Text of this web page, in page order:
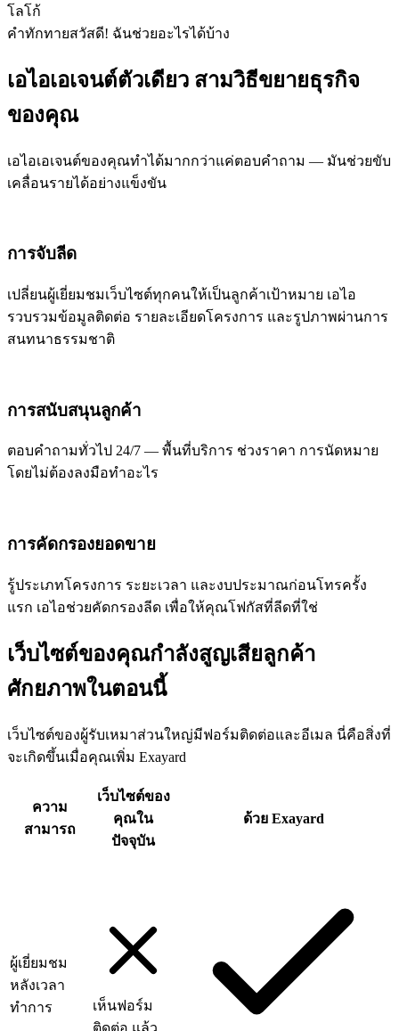
โลโก้
คำทักทายสวัสดี! ฉันช่วยอะไรได้บ้าง
เอไอเอเจนต์ตัวเดียว สามวิธีขยายธุรกิจ
ของคุณ
เอไอเอเจนต์ของคุณทำได้มากกว่าแค่ตอบคำถาม — มันช่วยขับ
เคลื่อนรายได้อย่างแข็งขัน
การจับลีด
เปลี่ยนผู้เยี่ยมชมเว็บไซต์ทุกคนให้เป็นลูกค้าเป้าหมาย เอไอ
รวบรวมข้อมูลติดต่อ รายละเอียดโครงการ และรูปภาพผ่านการ
สนทนาธรรมชาติ
การสนับสนุนลูกค้า
ตอบคำถามทั่วไป 24/7 — พื้นที่บริการ ช่วงราคา การนัดหมาย
โดยไม่ต้องลงมือทำอะไร
การคัดกรองยอดขาย
รู้ประเภทโครงการ ระยะเวลา และงบประมาณก่อนโทรครั้ง
แรก เอไอช่วยคัดกรองลีด เพื่อให้คุณโฟกัสที่ลีดที่ใช่
เว็บไซต์ของคุณกำลังสูญเสียลูกค้า
ศักยภาพในตอนนี้
เว็บไซต์ของผู้รับเหมาส่วนใหญ่มีฟอร์มติดต่อและอีเมล นี่คือสิ่งที่
จะเกิดขึ้นเมื่อคุณเพิ่ม Exayard
ความ
สามารถ
เว็บไซต์ของ
คุณใน
ปัจจุบัน
ด้วย Exayard
ผู้เยี่ยมชม
หลังเวลา
ทำการ
เห็นฟอร์ม
ติดต่อ แล้ว